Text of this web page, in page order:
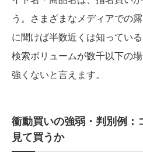
う。さまざまなメディアでの
に聞けば半数近くは知ってい
検索ボリュームが数千以下の
強くないと言えます。
衝動買いの強弱・判別例：
見て買うか